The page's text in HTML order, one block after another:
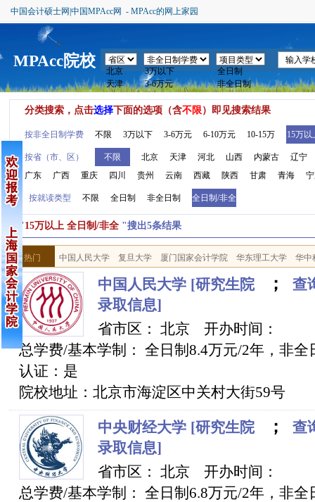
中国会计硕士网|中国MPAcc网 - MPAcc的网上家园
MPAcc院校
分类搜索，点击选择下面的选项（含不限）即见搜索结果
按非全日制学费 不限 3万以下 3-6万元 6-10万元 10-15万 15万以
按省（市、区） 不限 北京 天津 河北 山西 内蒙古
辽宁
广东
广西 重庆 四川 贵州 云南 西藏 陕西 甘肃 青海
按就读类型 不限 全日制 非全日制 全日制/非全
按"15万以上 全日制/非全 "搜出5条结果
热门 中国人民大学 复旦大学 厦门国家会计学院 华东理工大学 华中
中国人民大学 [研究生院； 查
录取信息]
省市区： 北京 开办时间：
总学费/基本学制： 全日制8.4万元/2年，非
认证：是
院校地址：北京市海淀区中关村大街59号
中央财经大学 [研究生院； 查
录取信息]
省市区： 北京 开办时间：
总学费/基本学制： 全日制6.8万元/2年，非